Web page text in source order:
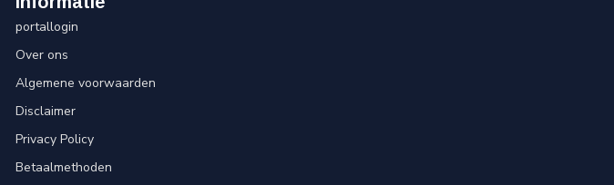
portallogin
Over ons
Algemene voorwaarden
Disclaimer
Privacy Policy
Betaalmethoden